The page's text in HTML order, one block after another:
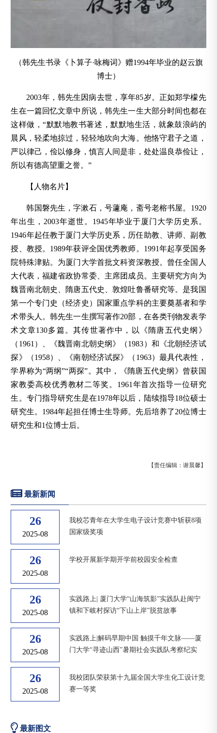
（韩先生书录《卜算子·咏梅词》赠1994年毕业的赵云旗
博士）
2003年，韩先生因病去世，享年85岁。正如郑学檬先
生在一篇回忆文章中所说，韩先生一生大部分时间也都在
这样做，“默默地教书著述，默默地生活，就象鼓浪屿的
晨风，轻柔地掠过，轻轻地吹向大海。他恪守君子之道，
严以律己，俭以修身，慎言人间是非，处处温良恭俭让，
所以有德高望重之誉。”
【人物名片】
韩国磐先生，字漱石，号蘧庵，斋号老榕书屋。1920
年出生，2003年逝世。1945年毕业于厦门大学历史系。
1946年起任教于厦门大学历史系，历任助教、讲师、副教
授、教授。1989年获评全国优秀教师。1991年起享受国务
院特殊津贴。为厦门大学首批文科资深教授。曾任全国人
大代表，福建省政协常委、主席团成员。主要研究方向为
魏晋南北朝史、隋唐五代史、敦煌吐鲁番研究等。是我国
第一个专门史（经济史）国家重点学科的主要奠基者和学
术带头人。韩先生一生撰写著作20部，在各类刊物发表学
术文章130多篇。其传世著作中，以《隋唐五代史纲》
（1961）、《魏晋南北朝史纲》（1983）和《北朝经济试
探》（1958）、《南朝经济试探》（1963）最具代表性，
学界称为“两纲”“两探”。其中，《隋唐五代史纲》曾获国
家教委高校优秀教材二等奖。1961年首次指导一位研究
生。专门指导研究生是在1978年以后，陆续指导18位硕士
研究生。1984年起担任博士生导师。先后培养了20位博士
研究生和1位博士后。
【责任编辑：谢晨馨】
最新新闻
26
2025-08
我校芯青年在大学生电子设计竞赛中斩获8项
国家级奖项
26
2025-08
学校开展新学期开学前校园安全检查
26
2025-08
实践路上| 厦门大学“山海筑影”实践队赴闽宁
镇和下岐村探访“下山上岸”脱贫故事
26
2025-08
实践路上|解码早期中国 触摸千年文脉——厦
门大学“寻迹山西”暑期社会实践队考察纪实
26
2025-08
我校团队荣获第十九届全国大学生化工设计竞
赛一等奖
最新图文